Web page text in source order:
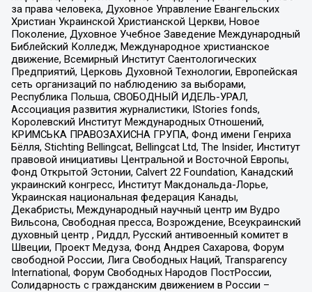
за права человека, Духовное Управление Евангельских
Христиан Украинской Христианской Церкви, Новое
Поколение, Духовное Учебное Заведение Международный
Библейский Колледж, Международное христианское
движение, Всемирный Институт Саентологических
Предприятий, Церковь Духовной Технологии, Европейская
сеть организаций по наблюдению за выборами,
Республика Польша, СВОБОДНЫЙ ИДЕЛЬ-УРАЛ,
Ассоциация развития журналистики, IStories fonds,
Королевский Институт Международных Отношений,
КРИМСЬКА ПРАВОЗАХИСНА ГРУПА, Фонд имени Генриха
Бёлля, Stichting Bellingcat, Bellingcat Ltd, The Insider, Институт
правовой инициативы Центральной и Восточной Европы,
Фонд Открытой Эстонии, Calvert 22 Foundation, Канадский
украинский конгресс, Институт Макдональда-Лорье,
Украинская национальная федерация Канады,
Декабристы, Международный научный центр им Вудро
Вильсона, Свободная пресса, Возрождение, Всеукраинский
духовный центр , Риддл, Русский антивоенный комитет в
Швеции, Проект Медуза, Фонд Андрея Сахарова, Форум
свободной России, Лига Свободных Наций, Transparеncy
International, Форум Свободных Народов ПостРоссии,
Солидарность с гражданским движением в России –